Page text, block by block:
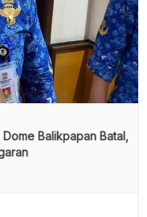
Balikpapan Batal,